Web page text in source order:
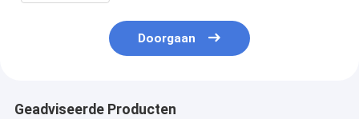
Doorgaan
Geadviseerde Producten